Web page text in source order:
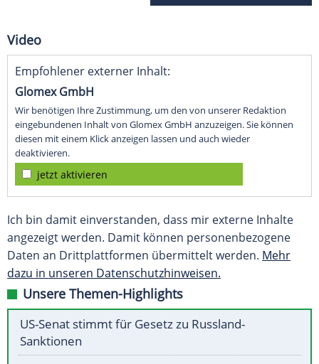
Video
Empfohlener externer Inhalt:
Glomex GmbH
Wir benötigen Ihre Zustimmung, um den von unserer Redaktion
eingebundenen Inhalt von Glomex GmbH anzuzeigen. Sie können
diesen mit einem Klick anzeigen lassen und auch wieder
deaktivieren.
jetzt aktivieren
Ich bin damit einverstanden, dass mir externe Inhalte
angezeigt werden. Damit können personenbezogene
Daten an Drittplattformen übermittelt werden. Mehr
dazu in unseren Datenschutzhinweisen.
Unsere Themen-Highlights
US-Senat stimmt für Gesetz zu Russland-
Sanktionen